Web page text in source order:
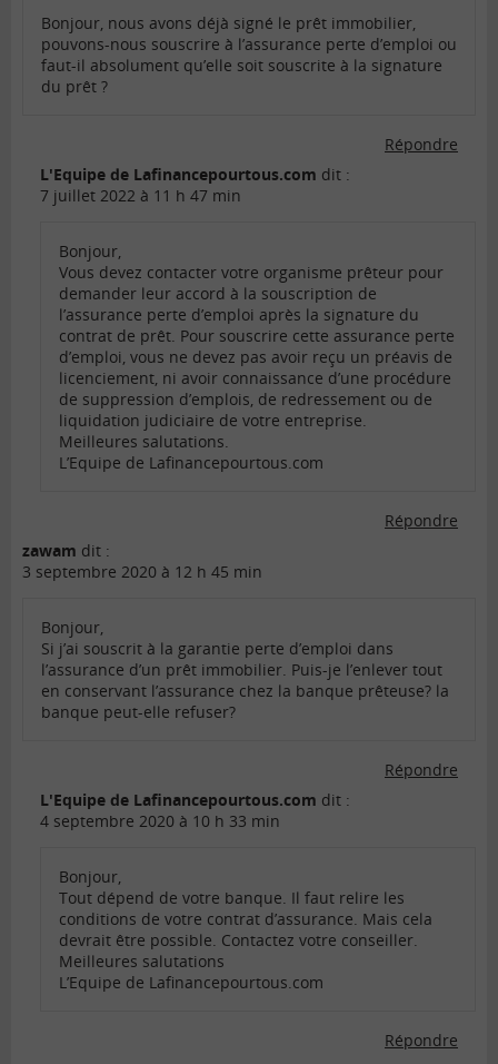
Bonjour, nous avons déjà signé le prêt immobilier,
pouvons-nous souscrire à l’assurance perte d’emploi ou
faut-il absolument qu’elle soit souscrite à la signature
du prêt ?
Répondre
L'Equipe de Lafinancepourtous.com dit :
7 juillet 2022 à 11 h 47 min
Bonjour,
Vous devez contacter votre organisme prêteur pour
demander leur accord à la souscription de
l’assurance perte d’emploi après la signature du
contrat de prêt. Pour souscrire cette assurance perte
d’emploi, vous ne devez pas avoir reçu un préavis de
licenciement, ni avoir connaissance d’une procédure
de suppression d’emplois, de redressement ou de
liquidation judiciaire de votre entreprise.
Meilleures salutations.
L’Equipe de Lafinancepourtous.com
Répondre
zawam dit :
3 septembre 2020 à 12 h 45 min
Bonjour,
Si j’ai souscrit à la garantie perte d’emploi dans
l’assurance d’un prêt immobilier. Puis-je l’enlever tout
en conservant l’assurance chez la banque prêteuse? la
banque peut-elle refuser?
Répondre
L'Equipe de Lafinancepourtous.com dit :
4 septembre 2020 à 10 h 33 min
Bonjour,
Tout dépend de votre banque. Il faut relire les
conditions de votre contrat d’assurance. Mais cela
devrait être possible. Contactez votre conseiller.
Meilleures salutations
L’Equipe de Lafinancepourtous.com
Répondre